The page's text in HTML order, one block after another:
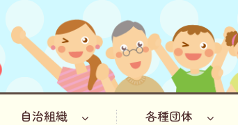
自治組織 各種団体